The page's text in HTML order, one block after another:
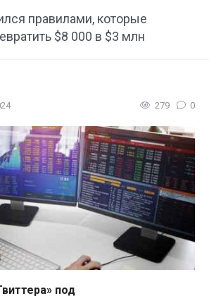
правилами, которые
$8 000 в $3 млн
279 0
под